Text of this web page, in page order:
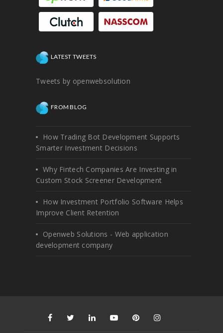
LATEST TWEETS
Tweets by openwebsolution
FROM BLOG
How Trading Bot Development Supports
Smarter Investment Decisions
Why Fintech Companies Are Investing in
Custom Stock Screener Development
How Investment Portfolio Software Helps
Improve Client Retention
Openweb Solutions - Web application
development company